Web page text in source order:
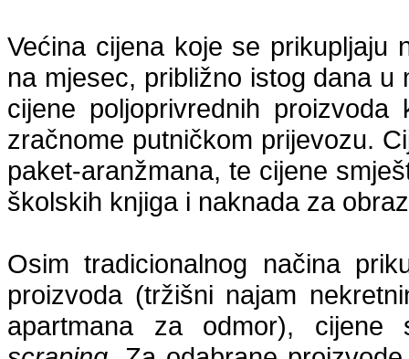
Većina cijena koje se prikupljaju
na mjesec, približno istog dana
cijene poljoprivrednih
zračnome putničkom prijevozu.
paket-aranžmana, te cijene
školskih knjiga i naknada za
Osim tradicionalnog načina
proizvoda (tržišni najam
apartmana za odmor),